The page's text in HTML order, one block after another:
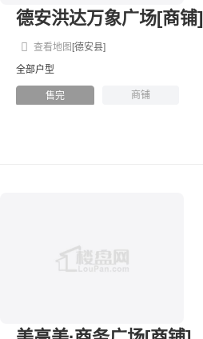
德安洪达万象广场[商铺]
[德安县]
查看地图
全部户型
售完 商铺